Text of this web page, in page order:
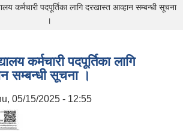
कर्मचारी पदपूर्तिका लागि दरखास्त आव्हान सम्बन्धी सूचना
।
कर्मचारी पदपूर्तिका लागि
सम्बन्धी सूचना ।
05/15/2025 - 12:55